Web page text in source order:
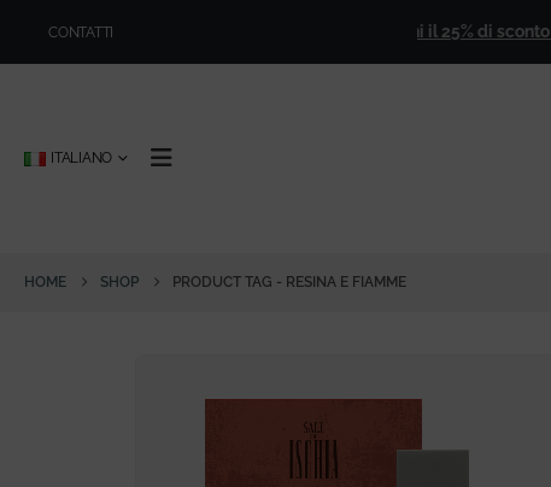
CONTATTI🎁 Iscriviti alla newsletter e ottieni il 25% di sconto per
ITALIANO
HOME SHOP PRODUCT TAG - RESINA E FIAMME